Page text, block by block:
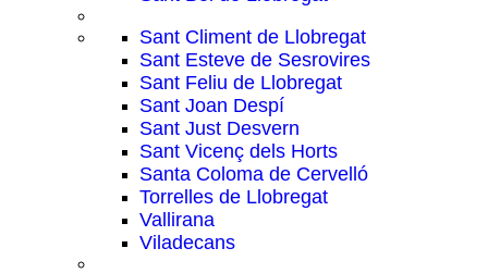
Sant Climent de Llobregat
Sant Esteve de Sesrovires
Sant Feliu de Llobregat
Sant Joan Despí
Sant Just Desvern
Sant Vicenç dels Horts
Santa Coloma de Cervelló
Torrelles de Llobregat
Vallirana
Viladecans